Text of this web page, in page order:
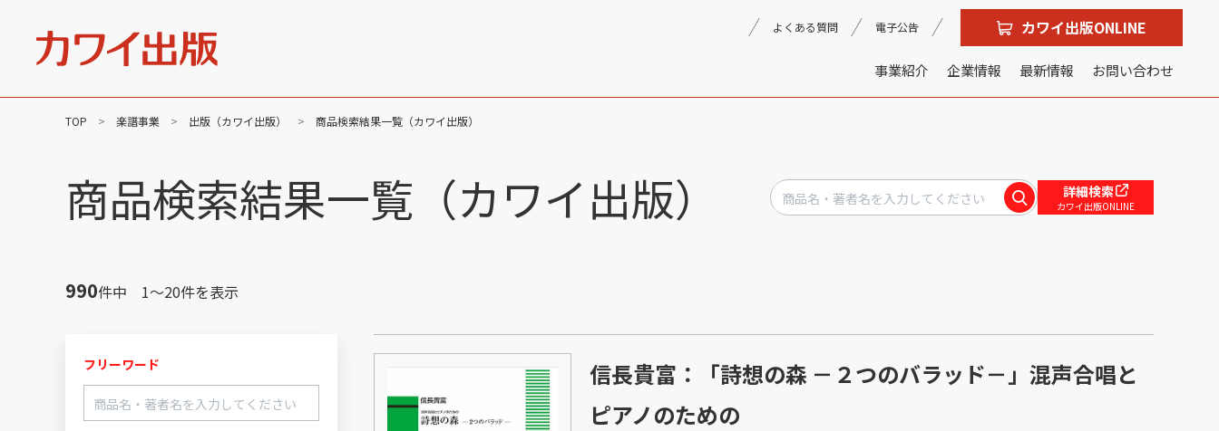
事業紹介
出版（全音楽譜出版社）
出版（カワイ出版）
製品
音楽教育
企業情報 最新情報 お問い合わせ
よくある質問 電子公告 カワイ出版ONLINE
TOP 楽譜事業 出版（カワイ出版） 商品検索結果一覧（カワイ出版）
商品検索結果一覧（カワイ出版） 詳細検索
カワイ出版ONLINE
990件中 1～20件を表示
信長貴富：「詩想の森 －２つのバラッド－」混声合唱と
ピアノのための
フリーワード